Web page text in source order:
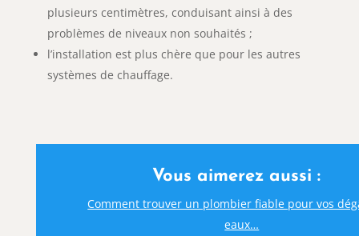
plusieurs centimètres, conduisant ainsi à des
problèmes de niveaux non souhaités ;
l’installation est plus chère que pour les autres
systèmes de chauffage.
Vous aimerez aussi :
Comment trouver un plombier fiable pour vos
eaux…